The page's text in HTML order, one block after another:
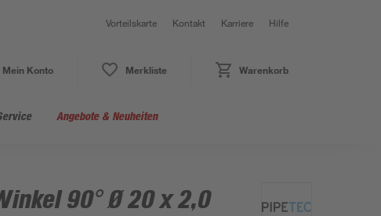
Vorteilskarte Kontakt Karriere Hilfe
Mein Konto Merkliste Warenkorb
Angebote & Neuheiten
90° Ø 20 x 2,0